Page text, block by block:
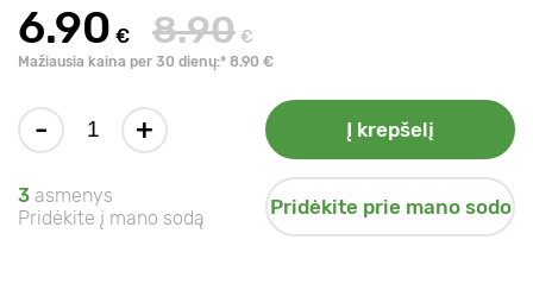
6.90 € 8.90 €
Mažiausia kaina per 30 dienų:* 8.90 €
- + Į krepšelį
3 asmenys
Pridėkite į mano sodą
Pridėkite prie mano sodo